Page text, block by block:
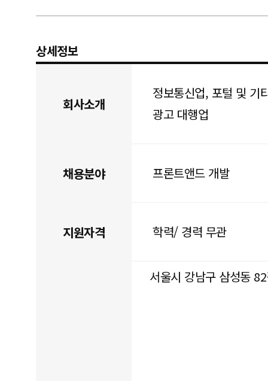
상세정보
회사소개
정보통신업, 포털 및 기
광고 대행업
채용분야 프론트앤드 개발
지원자격 학력/ 경력 무관
서울시 강남구 삼성동